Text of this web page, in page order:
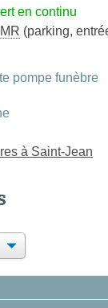
en continu
(parking,
pompe funèbre
à Saint-Jean